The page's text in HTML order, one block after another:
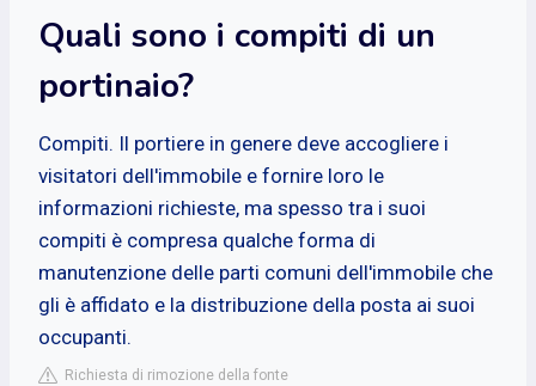
Quali sono i compiti di un
portinaio?
Compiti. Il portiere in genere deve accogliere i
visitatori dell'immobile e fornire loro le
informazioni richieste, ma spesso tra i suoi
compiti è compresa qualche forma di
manutenzione delle parti comuni dell'immobile che
gli è affidato e la distribuzione della posta ai suoi
occupanti.
Richiesta di rimozione della fonte